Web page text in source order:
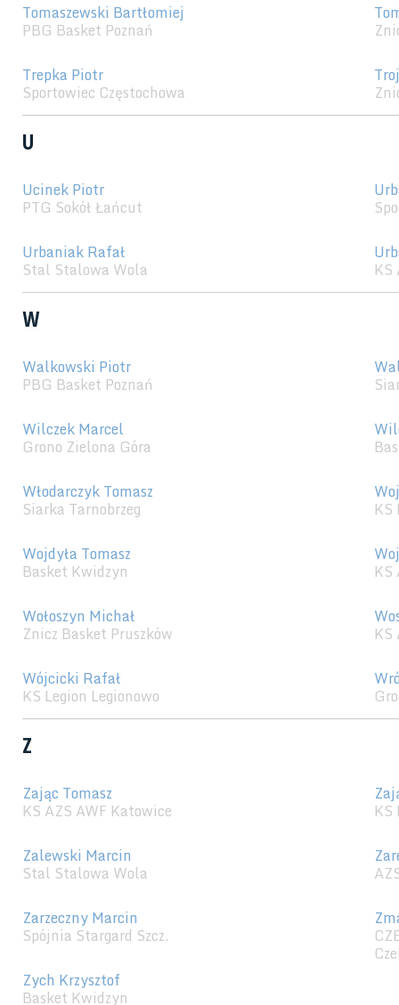
Tomaszewski Bartłomiej
PBG Basket Poznań
Trepka Piotr
Sportowiec Częstochowa
U
Ucinek Piotr
PTG Sokół Łańcut
Urbaniak Rafał
Stal Stalowa Wola
W
Walkowski Piotr
PBG Basket Poznań
Wilczek Marcel
Grono Zielona Góra
Włodarczyk Tomasz
Siarka Tarnobrzeg
KS
Wojdyła Tomasz
Basket Kwidzyn
Wołoszyn Michał
Znicz Basket Pruszków
Wójcicki Rafał
KS Legion Legionowo
Z
Zając Tomasz
KS AZS AWF Katowice
KS
Zalewski Marcin
Stal Stalowa Wola
Zarzeczny Marcin
Spójnia Stargard Szcz.
Zych Krzysztof
Basket Kwidzyn